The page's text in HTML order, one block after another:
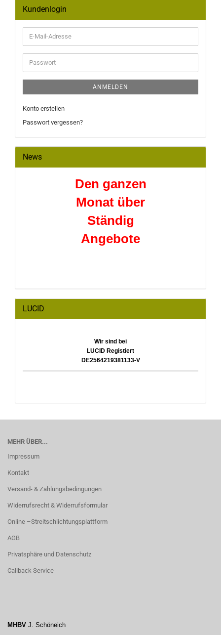
Kundenlogin
E-
Mail-
Adresse
Passwort
ANMELDEN
Konto erstellen
Passwort vergessen?
News
Den ganzen
Monat über
Ständig
Angebote
LUCID
Wir sind bei
LUCID Registiert
DE2564219381133-V
MEHR ÜBER...
Impressum
Kontakt
Versand- & Zahlungsbedingungen
Widerrufsrecht & Widerrufsformular
Online –Streitschlichtungsplattform
AGB
Privatsphäre und Datenschutz
Callback Service
MHBV J. Schöneich